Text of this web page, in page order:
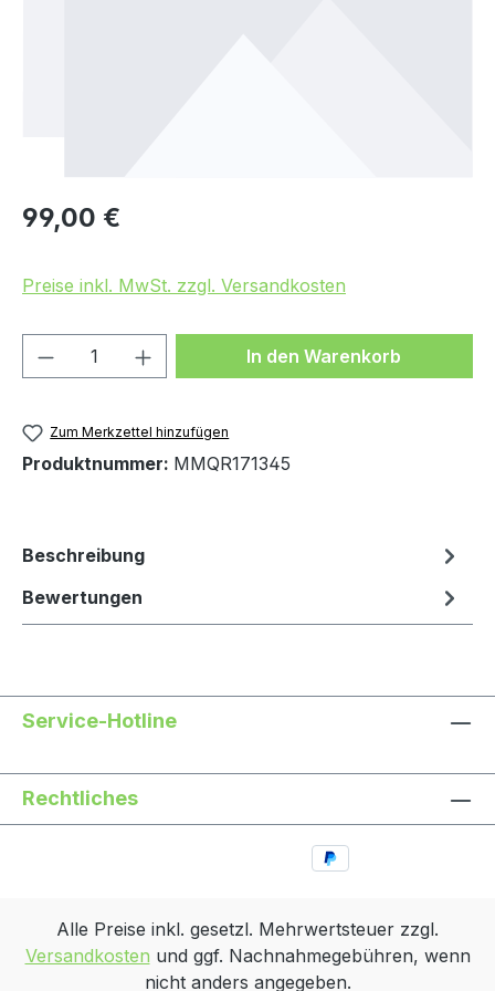
Regulärer Preis:
99,00 €
Preise inkl. MwSt. zzgl. Versandkosten
Produkt Anzahl: Gib denIn den Warenkorb
Zum Merkzettel hinzufügen
Produktnummer: MMQR171345
Beschreibung
Bewertungen
Service-Hotline
Rechtliches
Alle Preise inkl. gesetzl. Mehrwertsteuer zzgl.
Versandkosten und ggf. Nachnahmegebühren, wenn
nicht anders angegeben.